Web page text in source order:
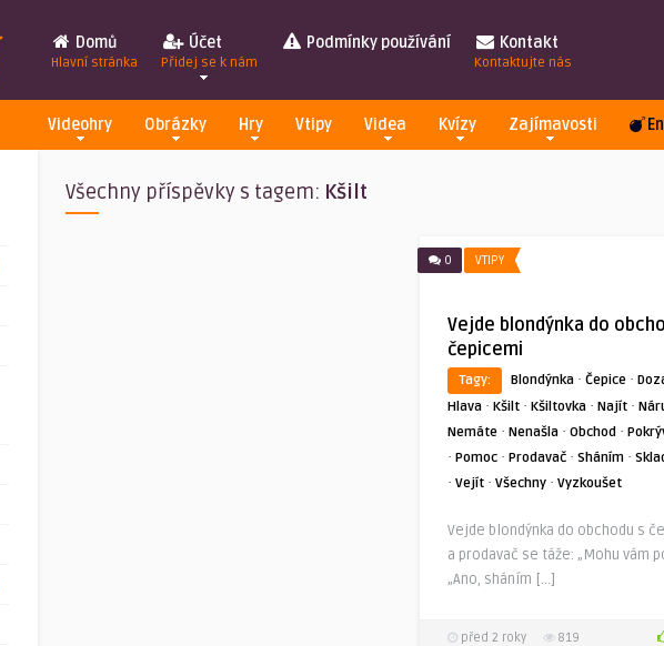
Domů
Hlavní stránka
Účet
Přidej se k nám
Podmínky používání Kontakt
Kontaktujte nás
Videohry Obrázky Hry Vtipy Videa Kvízy Zajímavosti
Všechny příspěvky s tagem: Kšilt
0 VTIPY
Vejde blondýnka do
čepicemi
Tagy: Blondýnka · Čepice ·
Hlava · Kšilt · Kšiltovka · Najít ·
Nemáte · Nenašla · Obchod ·
· Pomoc · Prodavač · Sháním ·
· Vejít · Všechny · Vyzkoušet
Vejde blondýnka do obchodu s
a prodavač se táže: „Mohu vám
„Ano, sháním […]
před 2 roky 819